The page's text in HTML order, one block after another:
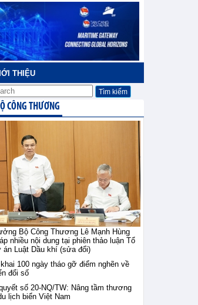
THIỆU
CÔNG THƯƠNG
Bộ Công Thương Lê Mạnh Hùng
nhiều nội dung tại phiên thảo luận Tổ
án Luật Dầu khí (sửa đổi)
100 ngày tháo gỡ điểm nghẽn về
đổi số
số 20-NQ/TW: Nâng tầm thương
lịch biển Việt Nam